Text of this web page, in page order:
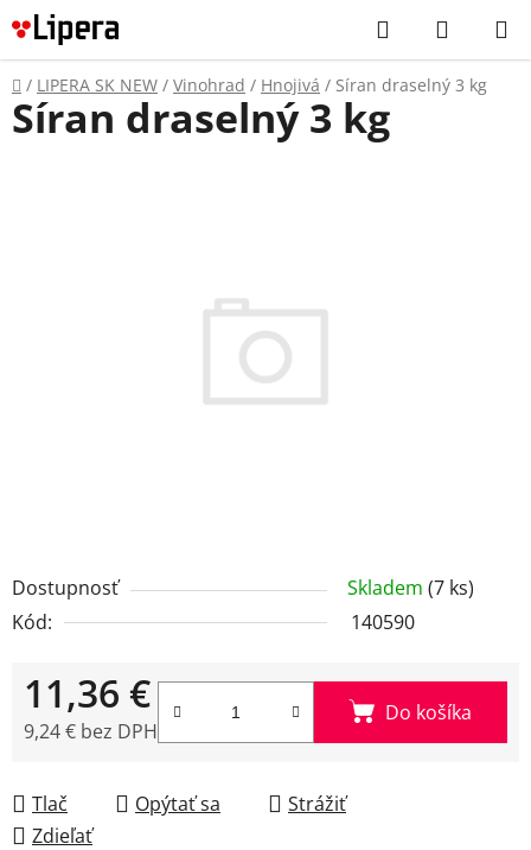
Prejsť
na
obsah
Hľadať
KOŠÍK
Domov
/ LIPERA SK NEW / Vinohrad / Hnojivá / Síran draselný 3 kg
Dostupnosť Skladem (7 ks)
Kód:
140590
11,36 €
9,24 € bez DPH
Do košíka
Tlač Opýtať sa
Strážiť
Zdieľať
Síran draselný 3 kg